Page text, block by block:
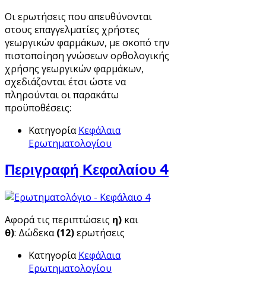
Οι ερωτήσεις που απευθύνονται
στους επαγγελματίες χρήστες
γεωργικών φαρμάκων, με σκοπό την
πιστοποίηση γνώσεων ορθολογικής
χρήσης γεωργικών φαρμάκων,
σχεδιάζονται έτσι ώστε να
πληρούνται οι παρακάτω
προϋποθέσεις:
Κατηγορία Κεφάλαια
Ερωτηματολογίου
Περιγραφή Κεφαλαίου 4
Αφορά τις περιπτώσεις η) και
θ): Δώδεκα(12)ερωτήσεις
Κατηγορία Κεφάλαια
Ερωτηματολογίου